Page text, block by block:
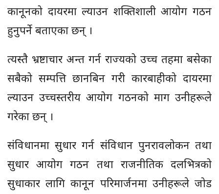
कानूनको दायरमा ल्याउन शक्तिशाली आयोग गठन
हुनुपर्ने बताएका छन् ।
त्यस्तै भ्रष्टाचार अन्त गर्न राज्यको उच्च तहमा बसेका
सबैको सम्पत्ति छानबिन गरी कारबाहीको दायरमा
ल्याउन उच्चस्तरीय आयोग गठनको माग उनीहरूले
गरेका छन् ।
संविधानमा सुधार गर्न संविधान पुनरावलोकन तथा
सुधार आयोग गठन तथा राजनीतिक दलभित्रको
सुधाकार लागि कानून परिमार्जनमा उनीहरूले जोड